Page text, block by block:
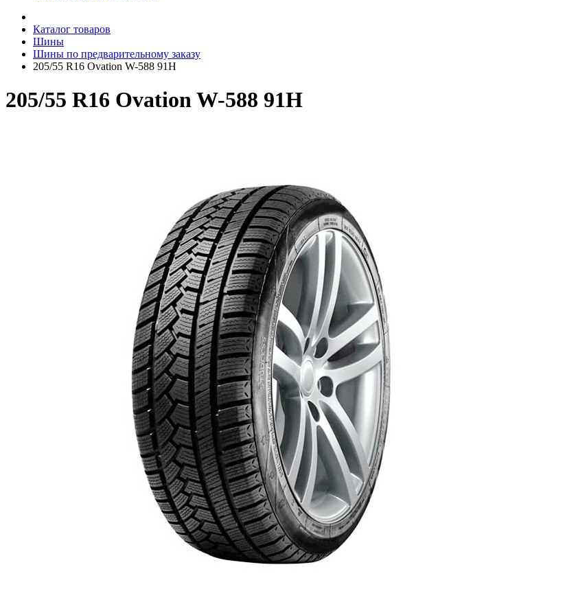
Каталог товаров
Шины
Шины по предварительному заказу
205/55 R16 Ovation W-588 91H
205/55 R16 Ovation W-588 91H